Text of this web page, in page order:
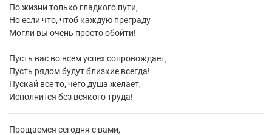
По жизни только гладкого пути,
Но если что, чтоб каждую преграду
Могли вы очень просто обойти!
Пусть вас во всем успех сопровождает,
Пусть рядом будут близкие всегда!
Пускай все то, чего душа желает,
Исполнится без всякого труда!
Прощаемся сегодня с вами,